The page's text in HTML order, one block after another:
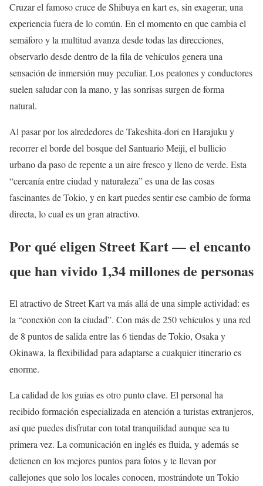
Cruzar el famoso cruce de Shibuya en kart es, sin exagerar, una
experiencia fuera de lo común. En el momento en que cambia el
semáforo y la multitud avanza desde todas las direcciones,
observarlo desde dentro de la fila de vehículos genera una
sensación de inmersión muy peculiar. Los peatones y conductores
suelen saludar con la mano, y las sonrisas surgen de forma
natural.
Al pasar por los alrededores de Takeshita-dori en Harajuku y
recorrer el borde del bosque del Santuario Meiji, el bullicio
urbano da paso de repente a un aire fresco y lleno de verde. Esta
“cercanía entre ciudad y naturaleza” es una de las cosas
fascinantes de Tokio, y en kart puedes sentir ese cambio de forma
directa, lo cual es un gran atractivo.
Por qué eligen Street Kart — el encanto
que han vivido 1,34 millones de personas
El atractivo de Street Kart va más allá de una simple actividad: es
la “conexión con la ciudad”. Con más de 250 vehículos y una red
de 8 puntos de salida entre las 6 tiendas de Tokio, Osaka y
Okinawa, la flexibilidad para adaptarse a cualquier itinerario es
enorme.
La calidad de los guías es otro punto clave. El personal ha
recibido formación especializada en atención a turistas extranjeros,
así que puedes disfrutar con total tranquilidad aunque sea tu
primera vez. La comunicación en inglés es fluida, y además se
detienen en los mejores puntos para fotos y te llevan por
callejones que solo los locales conocen, mostrándote un Tokio